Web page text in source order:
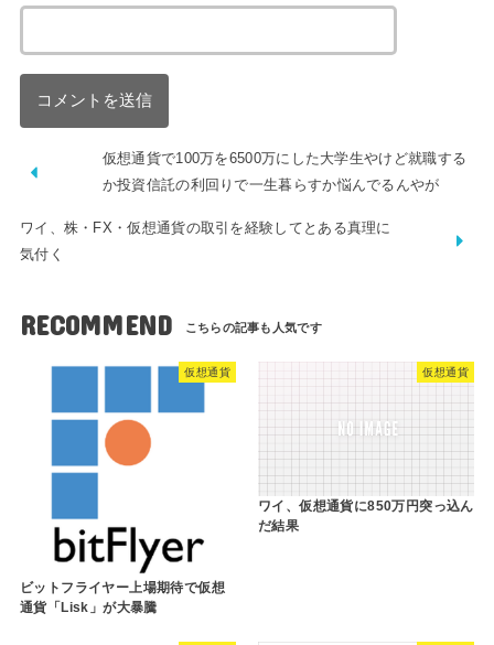
仮想通貨で100万を6500万にした大学生やけど就職する
か投資信託の利回りで一生暮らすか悩んでるんやが
ワイ、株・FX・仮想通貨の取引を経験してとある真理に
気付く
RECOMMEND
仮想通貨
ビットフライヤー上場期待で仮想
通貨「Lisk」が大暴騰
仮想通貨
ワイ、仮想通貨に850万円突っ込ん
だ結果